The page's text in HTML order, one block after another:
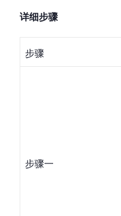
详细步骤
步骤
步骤一